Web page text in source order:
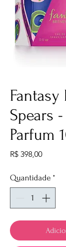
Fantasy
Spears
Parfum
R$ 398,00Preço
Quantidade *